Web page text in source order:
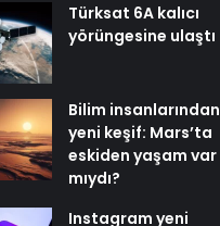
Türksat 6A kalıcı
yörüngesine ulaştı
Bilim insanlarından
yeni keşif: Mars’ta
eskiden yaşam var
mıydı?
Instagram yeni